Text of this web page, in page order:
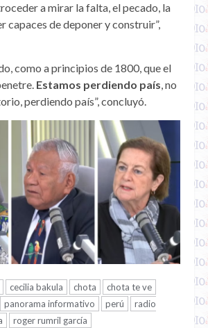
a mirar la falta, el pecado, la
capaces de deponer y construir”,
como a principios de 1800, que el
Estamos perdiendo país, no
perdiendo país”, concluyó.
cecilia bakula chota
chota te ve
panorama informativo perú
radio
roger rumril garcía